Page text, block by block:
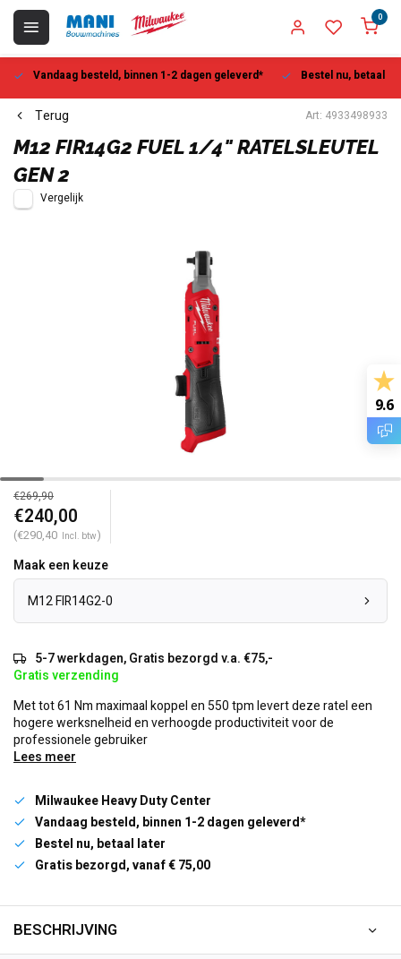
0
Vandaag besteld, binnen 1-2 dagen geleverd* Bestel nu, betaal
Terug Art: 4933498933
M12 FIR14G2 FUEL 1/4" RATELSLEUTEL
GEN 2
Vergelijk
€269,90
€240,00
(€290,40 Incl. btw)
Maak een keuze
M12 FIR14G2-0
5-7 werkdagen, Gratis bezorgd v.a. €75,-
Gratis verzending
Met tot 61 Nm maximaal koppel en 550 tpm levert deze ratel een
hogere werksnelheid en verhoogde productiviteit voor de
professionele gebruiker
Lees meer
Milwaukee Heavy Duty Center
Vandaag besteld, binnen 1-2 dagen geleverd*
Bestel nu, betaal later
Gratis bezorgd, vanaf € 75,00
BESCHRIJVING
9.6